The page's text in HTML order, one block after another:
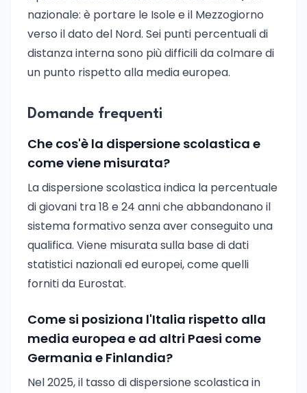
nazionale: è portare le Isole e il Mezzogiorno
verso il dato del Nord. Sei punti percentuali di
distanza interna sono più difficili da colmare di
un punto rispetto alla media europea.
Domande frequenti
Che cos'è la dispersione scolastica e
come viene misurata?
La dispersione scolastica indica la percentuale
di giovani tra 18 e 24 anni che abbandonano il
sistema formativo senza aver conseguito una
qualifica. Viene misurata sulla base di dati
statistici nazionali ed europei, come quelli
forniti da Eurostat.
Come si posiziona l'Italia rispetto alla
media europea e ad altri Paesi come
Germania e Finlandia?
Nel 2025, il tasso di dispersione scolastica in